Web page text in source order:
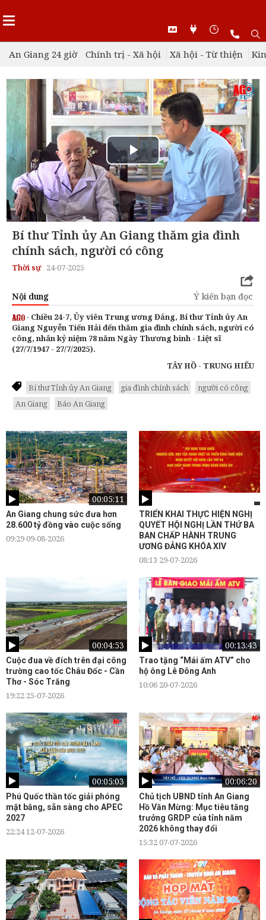
An Giang 24 giờ Chính trị - Xã hội Xã hội - Từ thiện
Play
Video
Bí thư Tỉnh ủy An Giang thăm gia đình
chính sách, người có công
Thời sự 24-07-2025
Nội dung Ý kiến bạn đọc
- Chiều 24-7, Ủy viên Trung ương Đảng, Bí thư Tỉnh ủy An
Giang Nguyễn Tiến Hải đến thăm gia đình chính sách, người có
công, nhân kỷ niệm 78 năm Ngày Thương binh - Liệt sĩ
(27/7/1947 - 27/7/2025).
TÂY HỒ - TRUNG HIẾU
Bí thư Tỉnh ủy An Giang gia đình chính sách
người có công
An Giang
Báo An Giang
00:05:11
An Giang chung sức đưa hơn
28.600 tỷ đồng vào cuộc sống
09:29 09-08-2026
TRIỂN KHAI THỰC HIỆN NGHỊ
QUYẾT HỘI NGHỊ LẦN THỨ BA
BAN CHẤP HÀNH TRUNG
ƯƠNG ĐẢNG KHÓA XIV
08:13 29-07-2026
00:04:53
Cuộc đua về đích trên đại công
trường cao tốc Châu Đốc - Cần
Thơ - Sóc Trăng
19:22 25-07-2026
00:13:43
Trao tặng “Mái ấm ATV” cho
hộ ông Lê Đông Anh
10:06 20-07-2026
00:05:03
Phú Quốc thần tốc giải phóng
mặt bằng, sẵn sàng cho APEC
2027
22:24 12-07-2026
00:06:20
Chủ tịch UBND tỉnh An Giang
Hồ Văn Mừng: Mục tiêu tăng
trưởng GRDP của tỉnh năm
2026 không thay đổi
15:32 07-07-2026